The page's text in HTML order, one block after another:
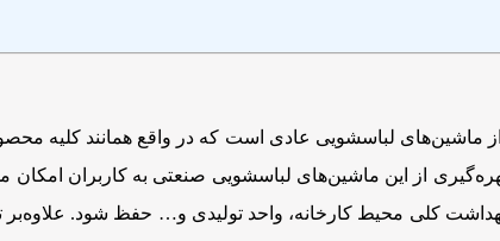
ماشین‌های لباسشویی عادی است که در واقع همانند کلیه
از این ماشین‌های لباسشویی صنعتی به کاربران امکان
کلی محیط کارخانه،‌ واحد تولیدی و… حفظ شود.